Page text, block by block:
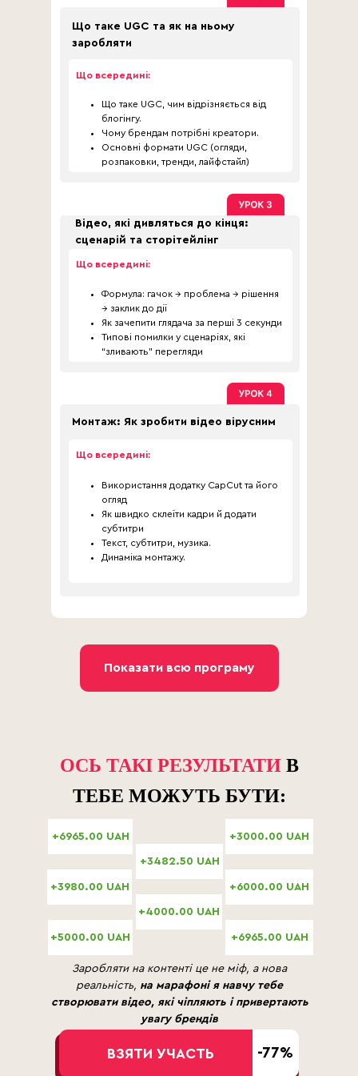
Що таке UGC та як на ньому
заробляти
Що всередині:
Що таке UGC, чим відрізняється від
блогінгу.
Чому брендам потрібні креатори.
Основні формати UGC (огляди,
розпаковки, тренди, лайфстайл)
Відео, які дивляться до кінця:
сценарій та сторітейлінг
Що всередині:
Формула: гачок → проблема → рішення
→ заклик до дії
Як зачепити глядача за перші 3 секунди
Типові помилки у сценаріях, які
“зливають” перегляди
Монтаж: Як зробити відео вірусним
Що всередині:
Використання додатку CapCut та його
огляд
Як швидко склеїти кадри й додати
субтитри
Текст, субтитри, музика.
Динаміка монтажу.
Показати всю програму
Що всередині:
звук, фон, техніка.
Основи композиції кадру, ракурси для
різних продуктів (косметика, аксесуари,
одяг).
Як зробити відео "живим" та показати
емоцію а не просто продукт
Про тренди і алгоритми: як
залітати у рекомендації
Що всередині:
Як правильно брати тренди та адаптувати
під продукт.
Алгоритми TikTok/Instagram простими
ОСЬ ТАКІ РЕЗУЛЬТАТИВ
ТЕБЕ МОЖУТЬ БУТИ:
ВЗЯТИ УЧАСТЬ -77%
Заробляти на контенті це не міф, а нова
реальність, на марафоні я навчу тебе
створювати відео, які чіпляють і привертають
увагу брендів
+3980.00 UAH
+5000.00 UAH
+4000.00 UAH
+6000.00 UAH
+6965.00 UAH
+3000.00 UAH
+3482.50 UAH
+6965.00 UAH